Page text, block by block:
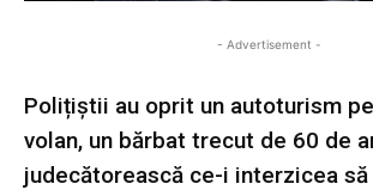
- Advertisement -
Polițiștii au oprit un autoturism
volan, un bărbat trecut de 60 de
judecătorească ce-i interzicea să